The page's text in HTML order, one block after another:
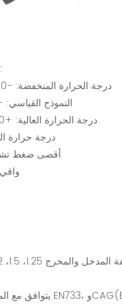
درجة حرارة متوسطة:
درجة الحرارة المنخفضة: -20 ~ +70 درجة مئوية؛
النموذج القياسي: +15~+70 درجة
درجة الحرارة العالية: +70~+104 درجة مئوية؛
درجة حرارة البيئة:
أقصى ضغط تشغيل: 1.0